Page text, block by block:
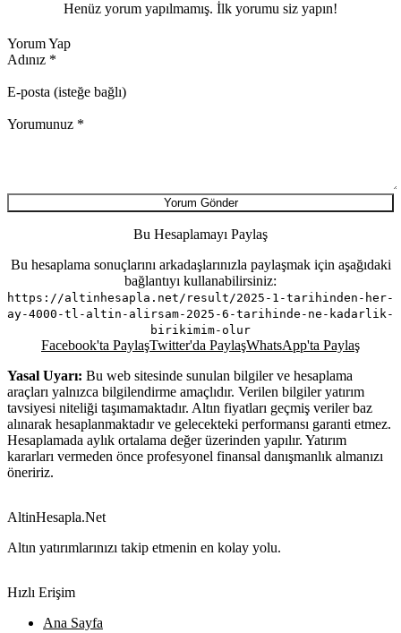
Henüz yorum yapılmamış. İlk yorumu siz yapın!
Yorum Yap
Adınız *
E-posta (isteğe bağlı)
Yorumunuz *
Yorum Gönder
Bu Hesaplamayı Paylaş
Bu hesaplama sonuçlarını arkadaşlarınızla paylaşmak için aşağıdaki
bağlantıyı kullanabilirsiniz:
https://altinhesapla.net/result/2025-1-tarihinden-her-
ay-4000-tl-altin-alirsam-2025-6-tarihinde-ne-kadarlik-
birikimim-olur
Facebook'ta PaylaşTwitter'da PaylaşWhatsApp'ta Paylaş
Yasal Uyarı: Bu web sitesinde sunulan bilgiler ve hesaplama
araçları yalnızca bilgilendirme amaçlıdır. Verilen bilgiler yatırım
tavsiyesi niteliği taşımamaktadır. Altın fiyatları geçmiş veriler baz
alınarak hesaplanmaktadır ve gelecekteki performansı garanti etmez.
Hesaplamada aylık ortalama değer üzerinden yapılır. Yatırım
kararları vermeden önce profesyonel finansal danışmanlık almanızı
öneririz.
AltinHesapla.Net
Altın yatırımlarınızı takip etmenin en kolay yolu.
Hızlı Erişim
Ana Sayfa